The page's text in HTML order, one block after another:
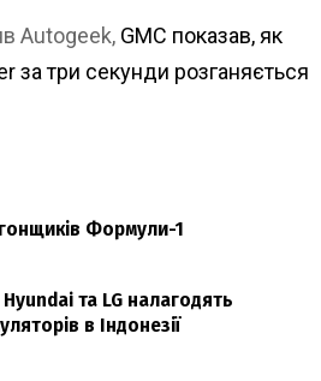
Autogeek, GMC показав, як
за три секунди розганяється
Формули-1
та LG налагодять
в Індонезії